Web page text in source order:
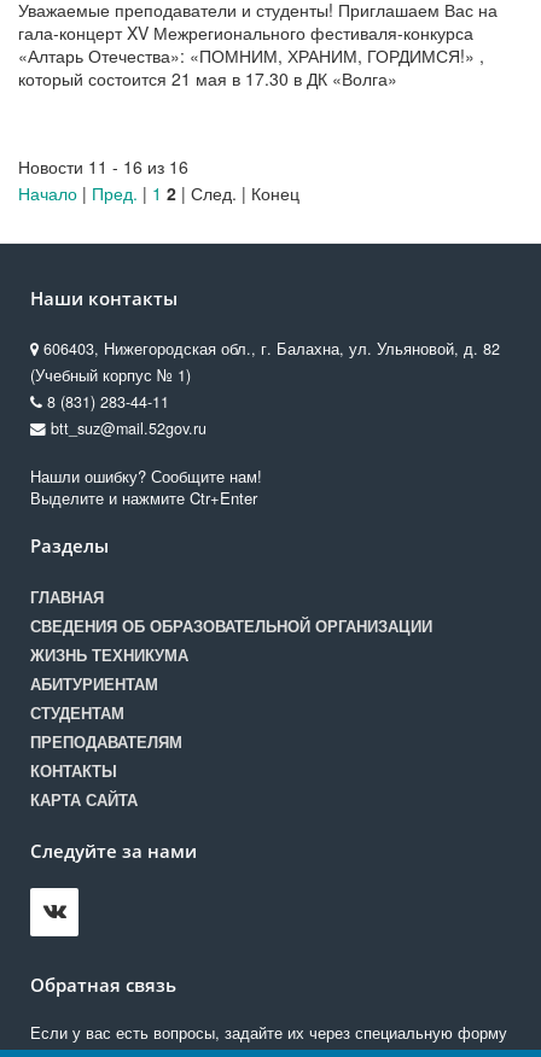
Уважаемые преподаватели и студенты! Приглашаем Вас на
гала-концерт XV Межрегионального фестиваля-конкурса
«Алтарь Отечества»: «ПОМНИМ, ХРАНИМ, ГОРДИМСЯ!» ,
который состоится 21 мая в 17.30 в ДК «Волга»
Новости 11 - 16 из 16
Начало | Пред. | 1 2 | След. | Конец
Наши контакты
606403, Нижегородская обл., г. Балахна, ул. Ульяновой, д. 82
(Учебный корпус № 1)
8 (831) 283-44-11
btt_suz@mail.52gov.ru
Нашли ошибку? Сообщите нам!
Выделите и нажмите Ctr+Enter
Разделы
ГЛАВНАЯ
СВЕДЕНИЯ ОБ ОБРАЗОВАТЕЛЬНОЙ ОРГАНИЗАЦИИ
ЖИЗНЬ ТЕХНИКУМА
АБИТУРИЕНТАМ
СТУДЕНТАМ
ПРЕПОДАВАТЕЛЯМ
КОНТАКТЫ
КАРТА САЙТА
Следуйте за нами
Обратная связь
Если у вас есть вопросы, задайте их через специальную форму